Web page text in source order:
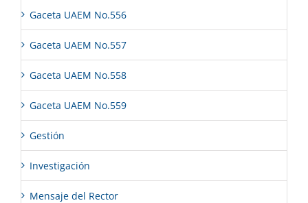
Gaceta UAEM No.556
Gaceta UAEM No.557
Gaceta UAEM No.558
Gaceta UAEM No.559
Gestión
Investigación
Mensaje del Rector